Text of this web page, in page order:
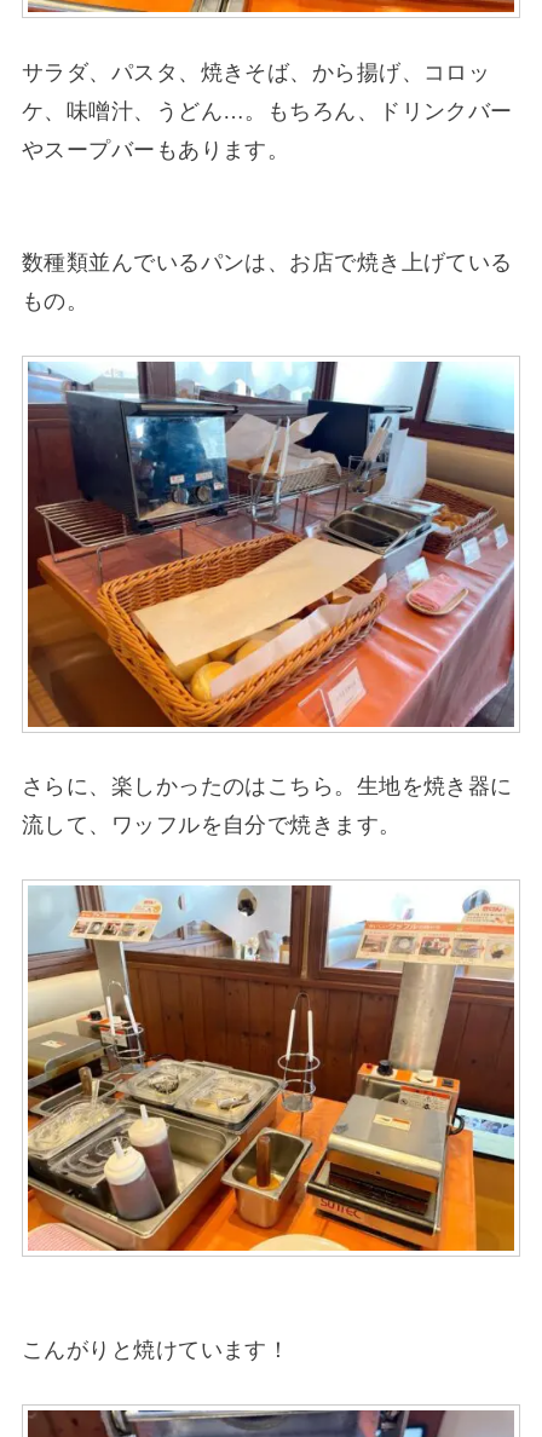
サラダ、パスタ、焼きそば、から揚げ、コロッ
ケ、味噌汁、うどん…。もちろん、ドリンクバー
やスープバーもあります。
数種類並んでいるパンは、お店で焼き上げている
もの。
さらに、楽しかったのはこちら。生地を焼き器に
流して、ワッフルを自分で焼きます。
こんがりと焼けています！